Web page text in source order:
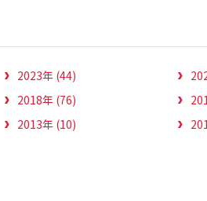
2023年 (44)
2018年 (76)
2013年 (10)